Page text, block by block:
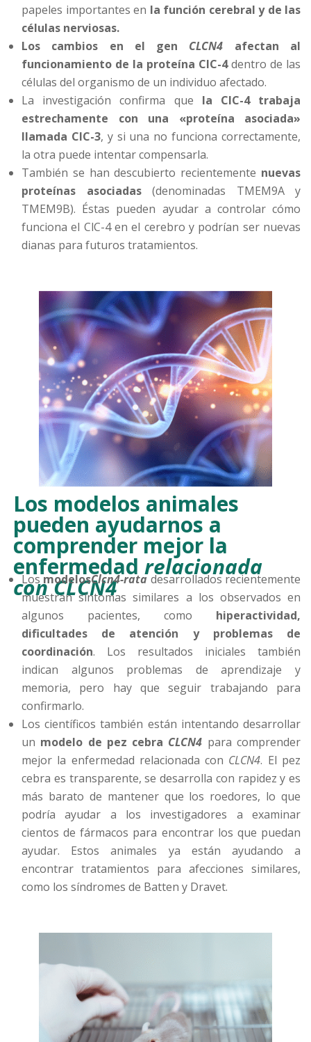
papeles importantes en la función cerebral y de las
células nerviosas.
Los cambios en el gen CLCN4 afectan al
funcionamiento de la proteína ClC-4dentro de las
células del organismo de un individuo afectado.
La investigación confirma que la ClC-4 trabaja
estrechamente con una «proteína asociada»
llamada ClC-3, y si una no funciona correctamente,
la otra puede intentar compensarla.
También se han descubierto recientemente nuevas
proteínas asociadas(denominadas TMEM9A y
TMEM9B). Éstas pueden ayudar a controlar cómo
funciona el ClC-4 en el cerebro y podrían ser nuevas
dianas para futuros tratamientos.
Los modelos animales
pueden ayudarnos a
comprender mejor la
enfermedad relacionada
con CLCN4
LosmodelosClcn4-rata desarrollados recientemente
muestran síntomas similares a los observados en
algunos pacientes, como hiperactividad,
dificultades de atención y problemas de
coordinación. Los resultados iniciales también
indican algunos problemas de aprendizaje y
memoria, pero hay que seguir trabajando para
confirmarlo.
Los científicos también están intentando desarrollar
un modelo de pez cebra CLCN4 para comprender
mejor la enfermedad relacionada con CLCN4. El pez
cebra es transparente, se desarrolla con rapidez y es
más barato de mantener que los roedores, lo que
podría ayudar a los investigadores a examinar
cientos de fármacos para encontrar los que puedan
ayudar. Estos animales ya están ayudando a
encontrar tratamientos para afecciones similares,
como los síndromes de Batten y Dravet.